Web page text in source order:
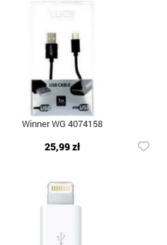
Winner WG 4074158
25,99 zł